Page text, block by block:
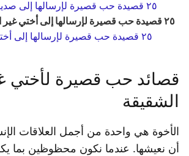
٢٥ قصيدة حب قصيرة لإرسالها إلى صديقي عبر النص
٢٥ قصيدة حب قصيرة لإرسالها إلى أختي غير الشقيقة عبر النص
٢٥ قصيدة حب قصيرة لإرسالها إلى أختي عبر النص
قصائد حب قصيرة لأختي
الشقيقة
الأخوة هي واحدة من أجمل العلاقات
أن نعيشها. عندما نكون محظوظين بما